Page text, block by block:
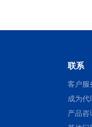
联系
客户服
成为代
产品咨